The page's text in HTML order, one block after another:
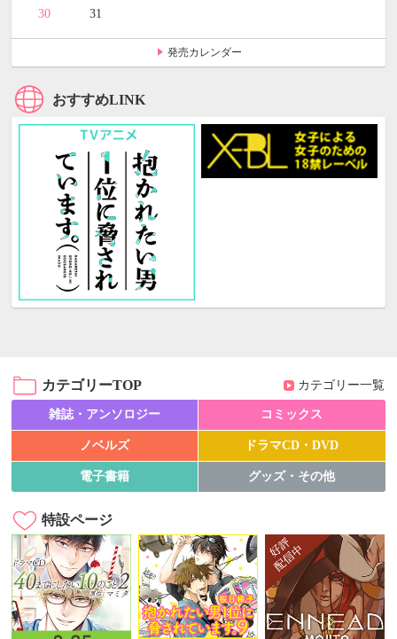
30 31
発売カレンダー
おすすめLINK
カテゴリーTOP カテゴリー一覧
雑誌・アンソロジー コミックス
ノベルズ ドラマCD・DVD
電子書籍 グッズ・その他
特設ページ